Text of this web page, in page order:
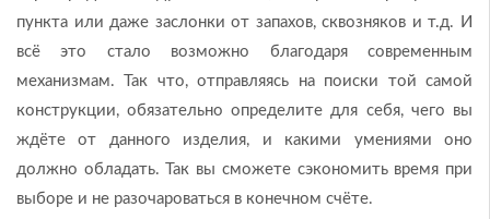
пункта или даже заслонки от запахов, сквозняков и т.д. И
всё это стало возможно благодаря современным
механизмам. Так что, отправляясь на поиски той самой
конструкции, обязательно определите для себя, чего вы
ждёте от данного изделия, и какими умениями оно
должно обладать. Так вы сможете сэкономить время при
выборе и не разочароваться в конечном счёте.